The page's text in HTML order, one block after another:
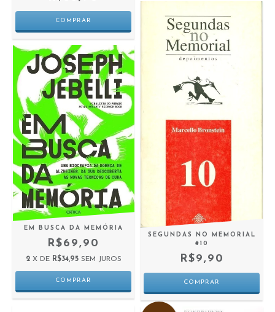
EM BUSCA DA MEMÓRIA
R$69,90
2 X DE R$34,95 SEM JUROS
SEGUNDAS NO MEMORIAL
#10
R$9,90